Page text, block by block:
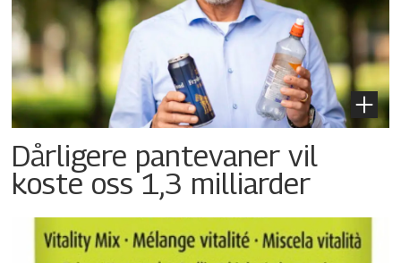
Dårligere pantevaner vil
koste oss 1,3 milliarder